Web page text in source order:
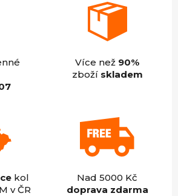
Více než 90%
zboží skladem
kol
v ČR
Nad 5000 Kč
doprava zdarma